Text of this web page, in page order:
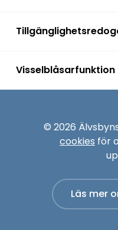
Visselblåsarfunktion
© 2026
cookies för
Läs mer